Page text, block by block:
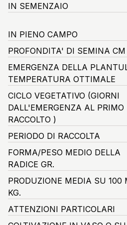
IN SEMENZAIO
IN PIENO CAMPO
PROFONDITA' DI SEMINA CM
EMERGENZA DELLA
TEMPERATURA OTTIMALE
CICLO VEGETATIVO (GIORNI
DALL'EMERGENZA AL PRIMO
RACCOLTO )
PERIODO DI RACCOLTA
FORMA/PESO MEDIO DELLA
RADICE GR.
PRODUZIONE MEDIA SU 100
KG.
ATTENZIONI PARTICOLARI